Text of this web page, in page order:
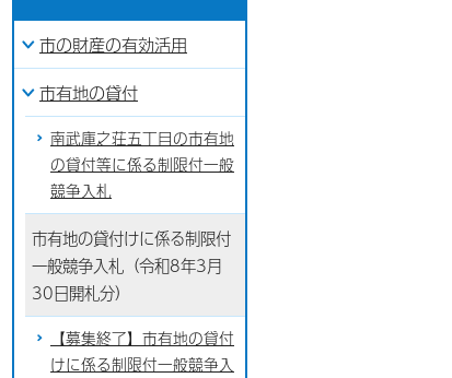
市の財産の有効活用
市有地の貸付
南武庫之荘五丁目の市有地
の貸付等に係る制限付一般
競争入札
市有地の貸付けに係る制限付
一般競争入札（令和8年3月
30日開札分）
【募集終了】市有地の貸付
けに係る制限付一般競争入